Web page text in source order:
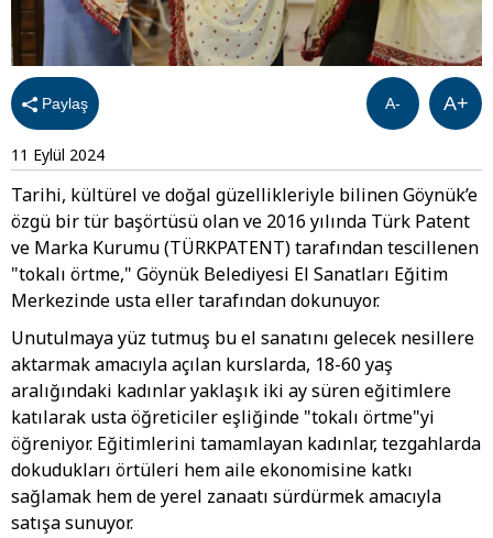
Paylaş A+
A-
11 Eylül 2024
Tarihi, kültürel ve doğal güzellikleriyle bilinen Göynük’e
özgü bir tür başörtüsü olan ve 2016 yılında Türk Patent
ve Marka Kurumu (TÜRKPATENT) tarafından tescillenen
"tokalı örtme," Göynük Belediyesi El Sanatları Eğitim
Merkezinde usta eller tarafından dokunuyor.
Unutulmaya yüz tutmuş bu el sanatını gelecek nesillere
aktarmak amacıyla açılan kurslarda, 18-60 yaş
aralığındaki kadınlar yaklaşık iki ay süren eğitimlere
katılarak usta öğreticiler eşliğinde "tokalı örtme"yi
öğreniyor. Eğitimlerini tamamlayan kadınlar, tezgahlarda
dokudukları örtüleri hem aile ekonomisine katkı
sağlamak hem de yerel zanaatı sürdürmek amacıyla
satışa sunuyor.